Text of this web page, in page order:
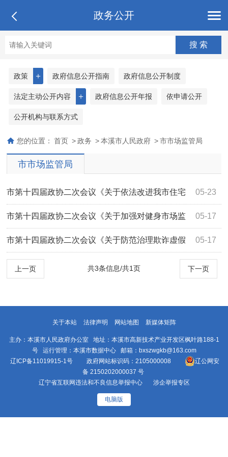
政务公开
＋
政策 政府信息公开指南 政府信息公开制度
＋
法定主动公开内容 政府信息公开年报 依申请公开
公开机构与联系方式
您的位置： 首页 > 政务 > 本溪市人民政府 > 市市场监管局
市市场监管局
05-23
市第十四届政协二次会议《关于依法改进我市住宅
电梯安全管理工作的提案》（2199号）答复 05-17
市第十四届政协二次会议《关于加强对健身市场监
管的提案》（2073号）答复 05-17
市第十四届政协二次会议《关于防范治理欺诈虚假
推销市场的提案》（2014号）答复
上一页 下一页
共3条信息/共1页
关于本站 法律声明 网站地图 新媒体矩阵
主办：本溪市人民政府办公室 地址：本溪市高新技术产业开发区枫叶路188-1
号 运行管理：本溪市数据中心 邮箱：bxszwgkb@163.com
辽ICP备11019915-1号 政府网站标识码：2105000008
辽公网安
备 2150202000037 号
辽宁省互联网违法和不良信息举报中心
涉企举报专区
电脑版